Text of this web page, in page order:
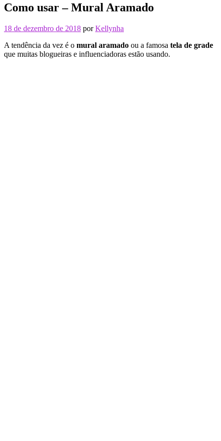
Como usar – Mural Aramado
18 de dezembro de 2018 porKellynha
A tendência da vez é o mural aramado ou a famosa tela de grade
que muitas blogueiras e influenciadoras estão usando.